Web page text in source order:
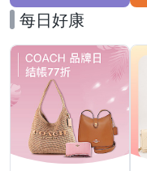
每日好康